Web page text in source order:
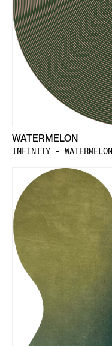
WATERMELON
INFINITY - WATERMELON